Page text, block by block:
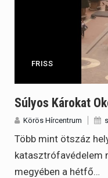
FRISS
Súlyos Károkat
Körös Hírcentrum
Több mint ötszáz
katasztrófavédelem
megyében a hétfő…